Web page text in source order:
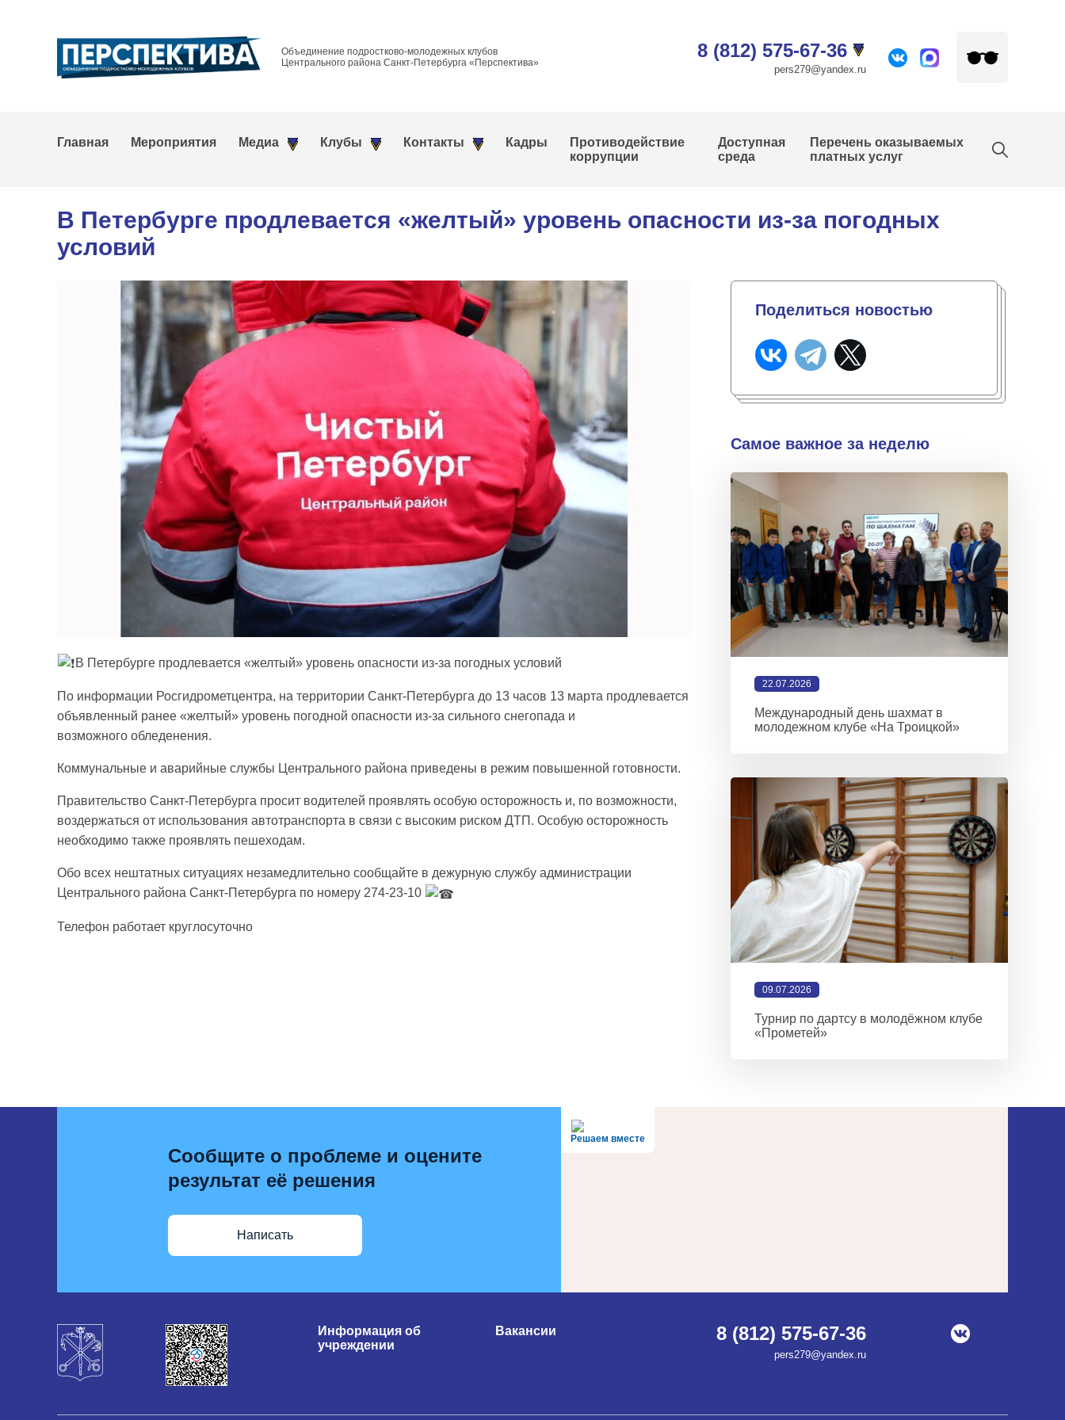
Объединение подростково-молодежных клубов
Центрального района Санкт-Петербурга «Перспектива»
8 (812) 575-67-36
pers279@yandex.ru
Главная Мероприятия Медиа Клубы Контакты Кадры
Противодействие
коррупции
Доступная
среда
Перечень оказываемых
платных услуг
В Петербурге продлевается «желтый» уровень опасности из-за погодных
условий
В Петербурге продлевается «желтый» уровень опасности из-за погодных условий
По информации Росгидрометцентра, на территории Санкт-Петербурга до 13 часов 13 марта продлевается
объявленный ранее «желтый» уровень погодной опасности из-за сильного снегопада и
возможного обледенения.
Коммунальные и аварийные службы Центрального района приведены в режим повышенной готовности.
Правительство Санкт-Петербурга просит водителей проявлять особую осторожность и, по возможности,
воздержаться от использования автотранспорта в связи с высоким риском ДТП. Особую осторожность
необходимо также проявлять пешеходам.
Обо всех нештатных ситуациях незамедлительно сообщайте в дежурную службу администрации
Центрального района Санкт-Петербурга по номеру 274-23-10
Телефон работает круглосуточно
Поделиться новостью
Самое важное за неделю
22.07.2026
Международный день шахмат в
молодежном клубе «На Троицкой»
09.07.2026
Турнир по дартсу в молодёжном клубе
«Прометей»
Решаем вместе
Сообщите о проблеме и оцените
результат её решения
Написать
Информация об
учреждении
Вакансии 8 (812) 575-67-36
pers279@yandex.ru